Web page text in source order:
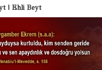
| Ehli Beyt